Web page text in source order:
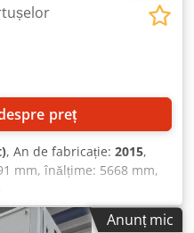
preț
, An de fabricație: 2015,
mm, înălțime: 5668 mm,
conducte și
foarte puțin. Chedpek
Anunț mic